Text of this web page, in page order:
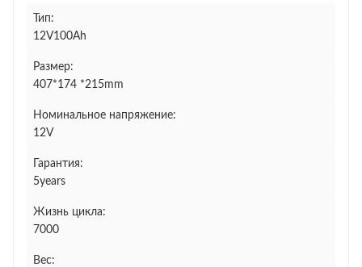
Тип:
12V100Ah
Размер:
407*174 *215mm
Номинальное напряжение:
12V
Гарантия:
5years
Жизнь цикла:
7000
Вес: